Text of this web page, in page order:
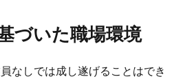
づいた職場環境
なしでは成し遂げることはでき